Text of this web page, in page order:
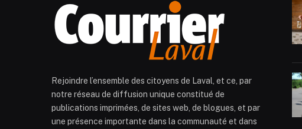
Rejoindre l’ensemble des citoyens de Laval, et ce, par
notre réseau de diffusion unique constitué de
publications imprimées, de sites web, de blogues, et par
une présence importante dans la communauté et dans